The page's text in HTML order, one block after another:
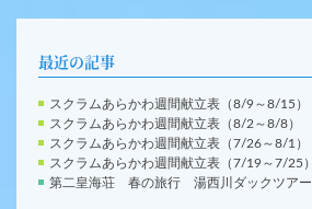
最近の記事
スクラムあらかわ週間献立表（8/9～8/15）
スクラムあらかわ週間献立表（8/2～8/8）
スクラムあらかわ週間献立表（7/26～8/1）
スクラムあらかわ週間献立表（7/19～7/25）
第二皇海荘 春の旅行 湯西川ダックツアー